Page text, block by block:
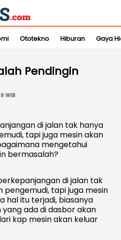
Ototekno Hiburan Gaya
Pendingin
WIB
di jalan tak
pengemudi, tapi juga mesin
hal itu terjadi, biasanya
ada di dasbor akan
kap mesin akan keluar